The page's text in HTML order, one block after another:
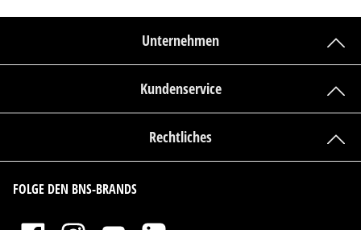
Unternehmen
Kundenservice
Rechtliches
FOLGE DEN BNS-BRANDS